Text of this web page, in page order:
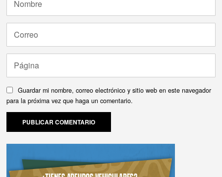
Guardar mi nombre, correo electrónico y sitio web en este navegador
para la próxima vez que haga un comentario.